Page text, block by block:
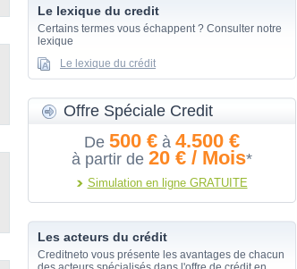
Le lexique du credit
Certains termes vous échappent ? Consulter notre
lexique
Le lexique du crédit
Offre Spéciale Credit
De 500 € à 4.500 €
à partir de 20 € / Mois*
Simulation en ligne GRATUITE
Les acteurs du crédit
Creditneto vous présente les avantages de chacun